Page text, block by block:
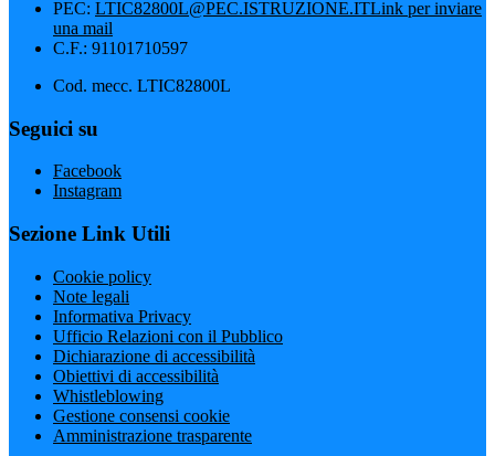
PEC: LTIC82800L@PEC.ISTRUZIONE.ITLink per inviare
una mail
C.F.: 91101710597
Cod. mecc. LTIC82800L
Seguici su
Facebook
Instagram
Sezione Link Utili
Cookie policy
Note legali
Informativa Privacy
Ufficio Relazioni con il Pubblico
Dichiarazione di accessibilità
Obiettivi di accessibilità
Whistleblowing
Gestione consensi cookie
Amministrazione trasparente